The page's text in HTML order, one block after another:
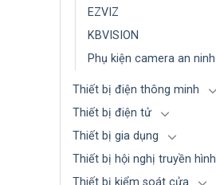
EZVIZ
KBVISION
Phụ kiện camera an ninh
Thiết bị điện thông minh
Thiết bị điện tử
Thiết bị gia dụng
Thiết bị hội nghị truyền hình
Thiết bị kiểm soát cửa